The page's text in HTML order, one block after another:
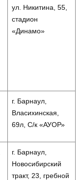
ул. Никитина, 55,
стадион
«Динамо»
г. Барнаул,
Власихинская,
69л, С/к «АУОР»
г. Барнаул,
Новосибирский
тракт, 23, гребной